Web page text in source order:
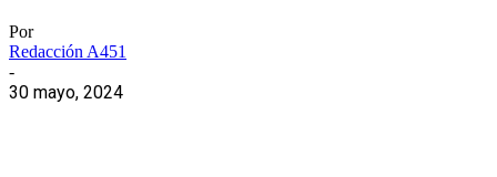
Por
Redacción A451
-
30 mayo, 2024